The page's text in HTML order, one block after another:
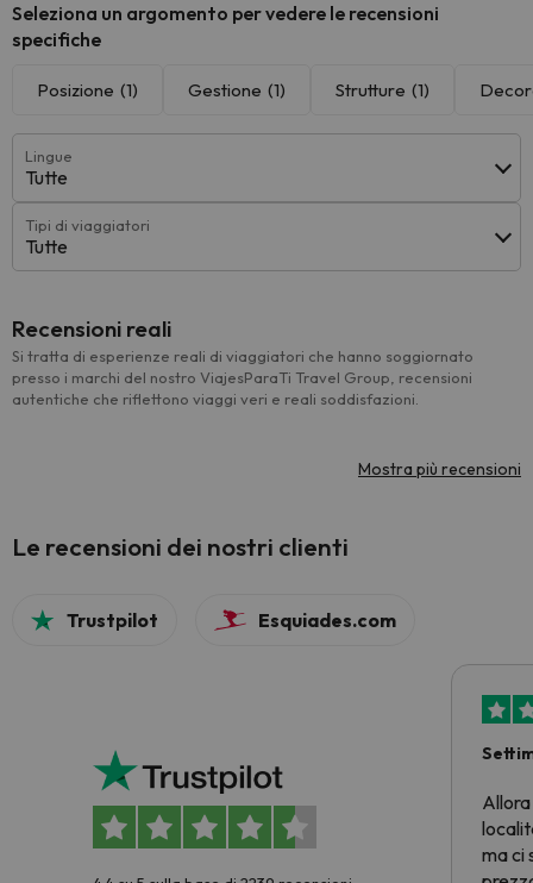
Seleziona un argomento per vedere le recensioni
specifiche
Posizione (1) Gestione (1) Strutture (1)
Lingue
Tutte
Tipi di viaggiatori
Tutte
Recensioni reali
Si tratta di esperienze reali di viaggiatori che hanno soggiornato
presso i marchi del nostro ViajesParaTi Travel Group, recensioni
autentiche che riflettono viaggi veri e reali soddisfazioni.
Mostra più recensioni
Le recensioni dei nostri clienti
Trustpilot Esquiades.com
Allora
ma ci